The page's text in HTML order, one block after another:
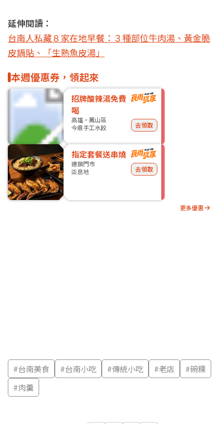
延伸閱讀：
台南人私藏８家在地早餐：３種部位牛肉湯、黃金脆
皮鍋貼、「生熟魚皮湯」
本週優惠券，領起來
招牌酸辣湯免費
喝
高雄・鳳山區
今鼎手工水餃
去領取
指定套餐送串燒
連鎖門市
柒息地
去領取
更多優惠
#台南美食 #台南小吃 #傳統小吃 #老店 #碗粿
#肉羹